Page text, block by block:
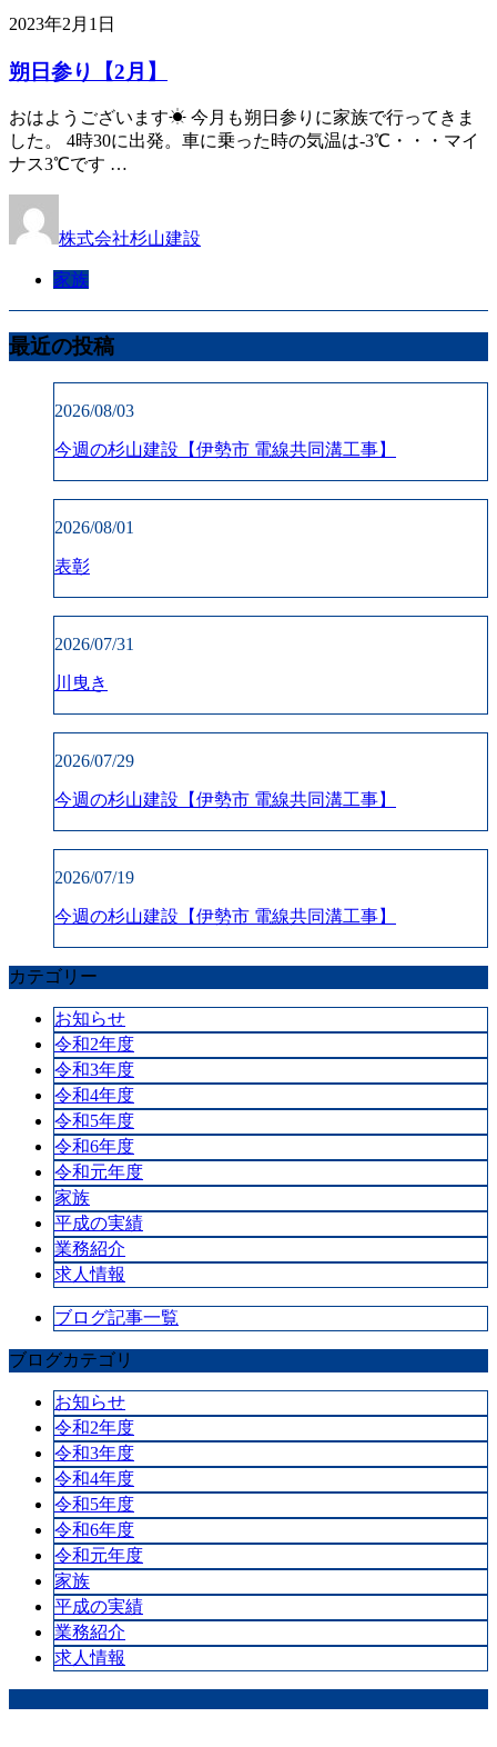
2023年2月1日
朔日参り【2月】
おはようございます☀ 今月も朔日参りに家族で行ってきま
した。 4時30に出発。車に乗った時の気温は-3℃・・・マイ
ナス3℃です …
株式会社杉山建設
家族
最近の投稿
2026/08/03
今週の杉山建設【伊勢市 電線共同溝工事】
2026/08/01
表彰
2026/07/31
川曳き
2026/07/29
今週の杉山建設【伊勢市 電線共同溝工事】
2026/07/19
今週の杉山建設【伊勢市 電線共同溝工事】
カテゴリー
お知らせ
令和2年度
令和3年度
令和4年度
令和5年度
令和6年度
令和元年度
家族
平成の実績
業務紹介
求人情報
ブログ記事一覧
ブログカテゴリ
お知らせ
令和2年度
令和3年度
令和4年度
令和5年度
令和6年度
令和元年度
家族
平成の実績
業務紹介
求人情報